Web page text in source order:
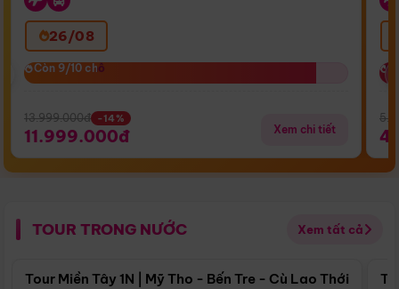
26/08
Còn 9/10 chỗ
Còn 9/10 chỗ
13.999.000đ -14%
11.999.000đ Xem chi tiết
TOUR TRONG NƯỚC Xem tất cả
Điểm nổi bật
Tour Miền Tây 1N | Mỹ Tho - Bến Tre - Cù Lao Thới